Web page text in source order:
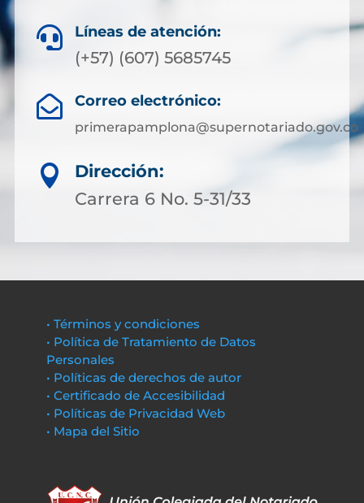
 Líneas de atención:
(+57) (607) 5685745
 Correo electrónico:
primerapamplona@supernotariado.gov.co

Dirección:
Carrera 6 No. 5-31/33
• Términos y condiciones
• Política de Tratamiento de Datos
Personales
• Políticas de derechos de autor
• Certificado de Accesibilidad
• Políticas de Privacidad Web
• Mapa del Sitio